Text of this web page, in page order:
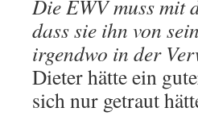
Die EWV muss mit
dass sie ihn von
irgendwo in der
Dieter hätte ein
sich nur getraut